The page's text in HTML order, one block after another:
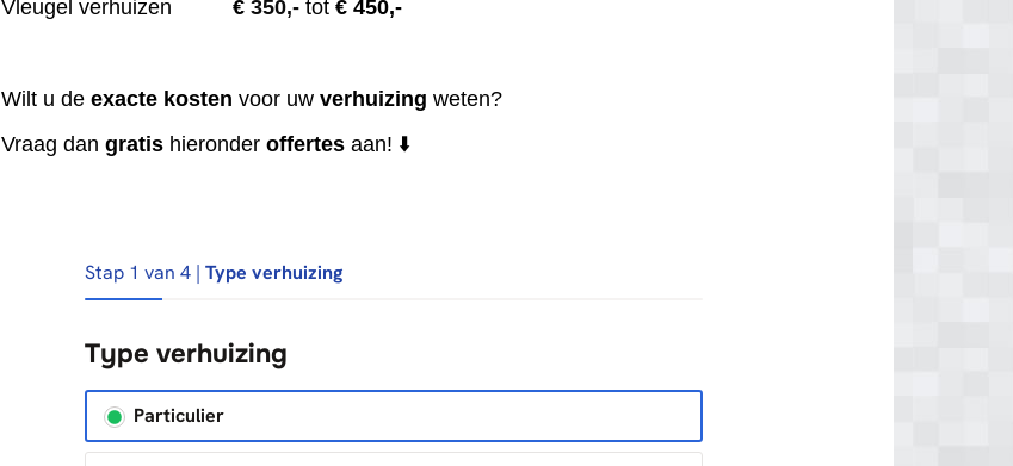
Vleugel verhuizen
€350,- tot€ 450,-
Wilt u deexacte kosten voor uwverhuizing weten?
Vraag dangratis hieronderoffertes aan! ⬇️